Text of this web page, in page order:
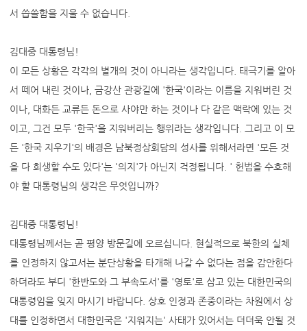
서 씁쓸함을 지울 수 없습니다.
김대중 대통령님!
이 모든 상황은 각각의 별개의 것이 아니라는 생각입니다. 태극기를 알아
서 떼어 내린 것이나, 금강산 관광길에 '한국'이라는 이름을 지워버린 것
이나, 대화든 교류든 돈으로 사야만 하는 것이나 다 같은 맥락에 있는 것
이고, 그건 모두 '한국'을 지워버리는 행위라는 생각입니다. 그리고 이 모
든 '한국 지우기'의 배경은 남북정상회담의 성사를 위해서라면 '모든 것
을 다 희생할 수도 있다'는 '의지'가 아닌지 걱정됩니다. ' 헌법을 수호해
야 할 대통령님의 생각은 무엇입니까?
김대중 대통령님!
대통령님께서는 곧 평양 방문길에 오르십니다. 현실적으로 북한의 실체
를 인정하지 않고서는 분단상황을 타개해 나갈 수 없다는 점을 감안한다
하더라도 부디 '한반도와 그 부속도서'를 '영토'로 삼고 있는 대한민국의
대통령임을 잊지 마시기 바랍니다. 상호 인정과 존중이라는 차원에서 상
대를 인정하면서 대한민국은 '지워지는' 사태가 있어서는 더더욱 안될 것